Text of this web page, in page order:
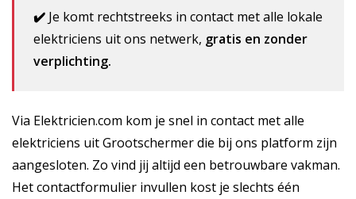
✔️ Je komt rechtstreeks in contact met alle lokale
elektriciens uit ons netwerk, gratis en zonder
verplichting.
Via Elektricien.com kom je snel in contact met alle
elektriciens uit Grootschermer die bij ons platform zijn
aangesloten. Zo vind jij altijd een betrouwbare vakman.
Het contactformulier invullen kost je slechts één